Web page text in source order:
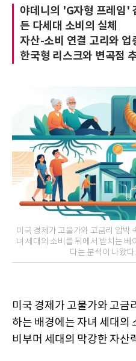
야데니의 'G자형 프레임'
든 다세대 소비의 실체
자산-소비 연결 고리와
한국형 리스크와 변곡점
미국 경제가 고물가와 고금리 압박
녀 세대의 소비를 뒤에서 받치는
다는 분석이 나왔
미국 경제가 고물가와 고금
하는 배경에는 자녀 세대의
비부머 세대의 막강한 자산